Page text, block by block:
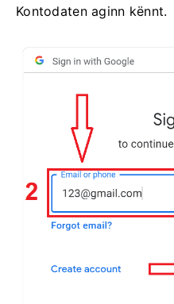
Kontodaten aginn kënnt.